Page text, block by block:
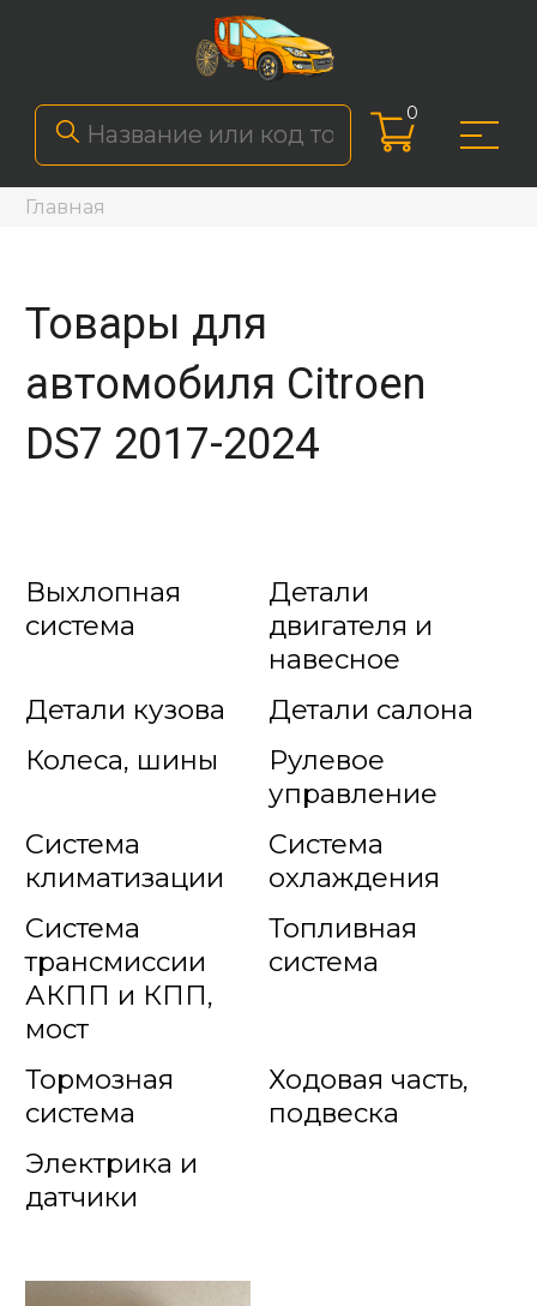
0
Главная
Товары для
автомобиля Citroen
DS7 2017-2024
Выхлопная
система
Детали
двигателя и
навесное
Детали кузова
Детали салона
Колеса, шины
Рулевое
управление
Система
климатизации
Система
охлаждения
Система
трансмиссии
АКПП и КПП,
мост
Топливная
система
Тормозная
система
Ходовая часть,
подвеска
Электрика и
датчики